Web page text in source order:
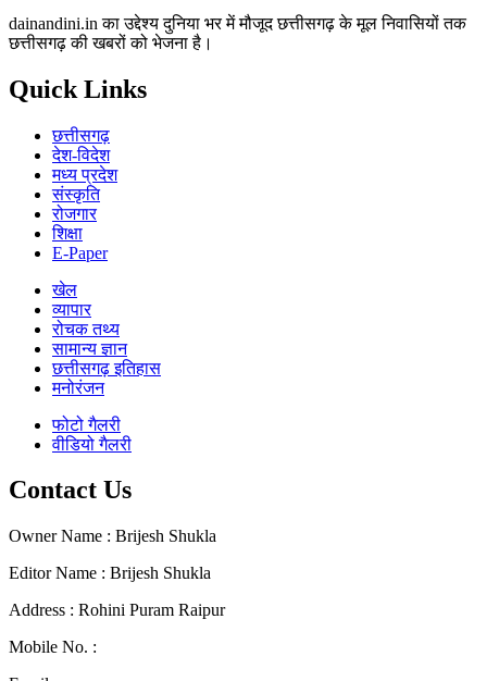
dainandini.in का उद्देश्य दुनिया भर में मौजूद छत्तीसगढ़ के मूल निवासियों तक
छत्तीसगढ़ की खबरों को भेजना है।
Quick Links
छत्तीसगढ़
देश-विदेश
मध्य प्रदेश
संस्कृति
रोजगार
शिक्षा
E-Paper
खेल
व्यापार
रोचक तथ्य
सामान्य ज्ञान
छत्तीसगढ़ इतिहास
मनोरंजन
फोटो गैलरी
वीडियो गैलरी
Contact Us
Owner Name : Brijesh Shukla
Editor Name : Brijesh Shukla
Address : Rohini Puram Raipur
Mobile No. :